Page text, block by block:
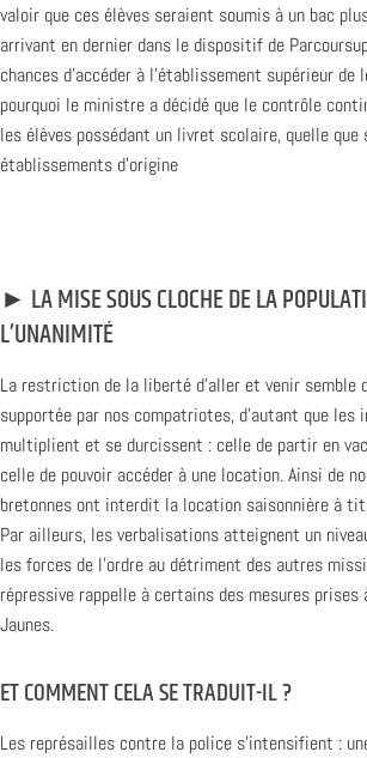
valoir que ces élèves seraient soumis à un bac
arrivant en dernier dans le dispositif de
chances d’accéder à l’établissement supérieur de
pourquoi le ministre a décidé que le contrôle
les élèves possédant un livret scolaire, quelle
établissements d’origine
► LA MISE SOUS CLOCHE DE LA
L’UNANIMITÉ
La restriction de la liberté d’aller et venir semble
supportée par nos compatriotes, d’autant que
multiplient et se durcissent : celle de partir en
celle de pouvoir accéder à une location. Ainsi de
bretonnes ont interdit la location saisonnière à
Par ailleurs, les verbalisations atteignent un
les forces de l’ordre au détriment des autres
répressive rappelle à certains des mesures prises
Jaunes.
ET COMMENT CELA SE TRADUIT-IL ?
Les représailles contre la police s’intensifient :